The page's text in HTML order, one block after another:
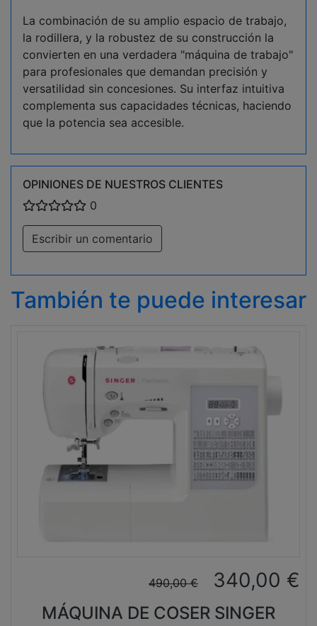
La combinación de su amplio espacio de trabajo,
la rodillera, y la robustez de su construcción la
convierten en una verdadera "máquina de trabajo"
para profesionales que demandan precisión y
versatilidad sin concesiones. Su interfaz intuitiva
complementa sus capacidades técnicas, haciendo
que la potencia sea accesible.
OPINIONES DE NUESTROS CLIENTES
0
Escribir un comentario
También te puede interesar
490,00 € 340,00 €
MÁQUINA DE COSER SINGER